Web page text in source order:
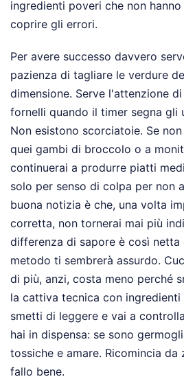
ingredienti poveri che non
coprire gli errori.
Per avere successo davvero
pazienza di tagliare le verdure
dimensione. Serve l'attenzione
fornelli quando il timer segna gli
Non esistono scorciatoie. Se
quei gambi di broccolo o a
continuerai a produrre piatti
solo per senso di colpa per non
buona notizia è che, una volta
corretta, non tornerai mai più
differenza di sapore è così netta
metodo ti sembrerà assurdo.
di più, anzi, costa meno perché
la cattiva tecnica con ingredienti
smetti di leggere e vai a
hai in dispensa: se sono
tossiche e amare. Ricomincia da
fallo bene.